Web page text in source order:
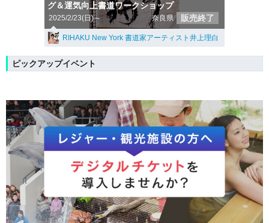
グ＆運気向上書道ワークショップ
2025/2/23(日)～ 奈良県 販売終了
RIHAKU New York 書道家アーティスト井上理白
ピックアップイベント